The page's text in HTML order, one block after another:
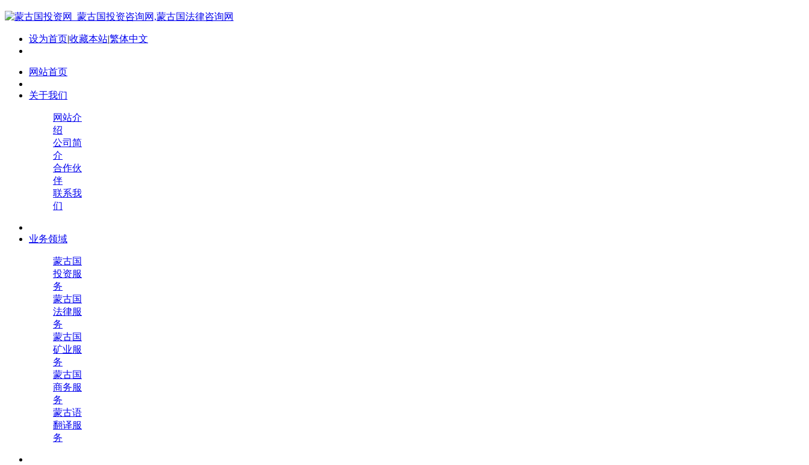
设为首页|收藏本站|繁体中文
网站首页
关于我们
网站介
绍
公司简
介
合作伙
伴
联系我
们
业务领域
蒙古国
投资服
务
蒙古国
法律服
务
蒙古国
矿业服
务
蒙古国
商务服
务
蒙古语
翻译服
务